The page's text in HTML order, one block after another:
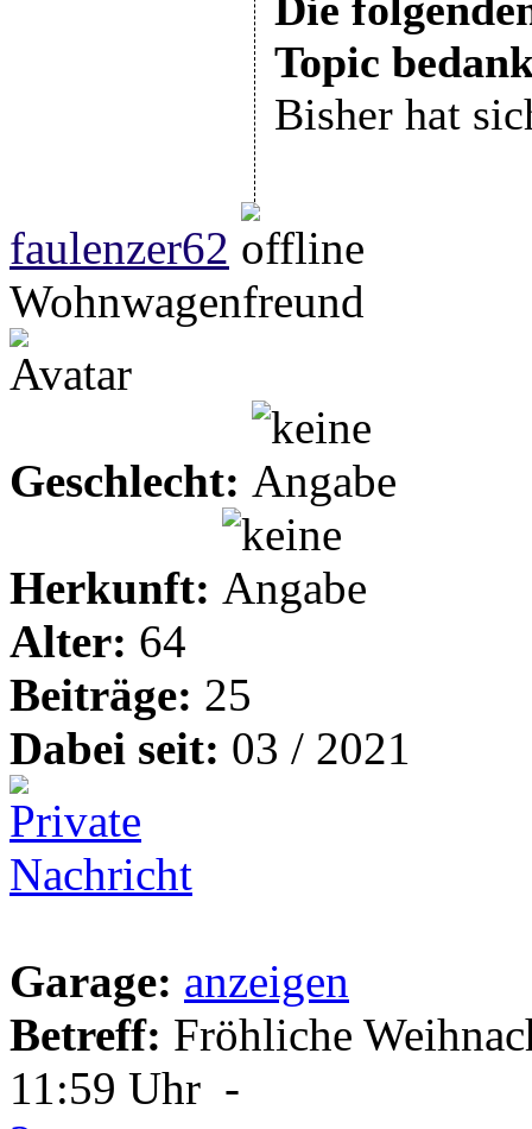
Topic
Bisher hat
faulenzer62
Wohnwagenfreund
Geschlecht:
Herkunft:
Alter: 64
Beiträge: 25
Dabei seit: 03 / 2021
Garage: anzeigen
Betreff: Fröhliche
11:59 Uhr -